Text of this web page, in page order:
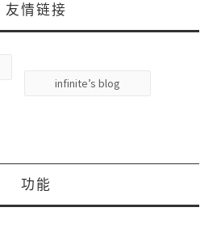
友情链接
infinite’s blog
功能